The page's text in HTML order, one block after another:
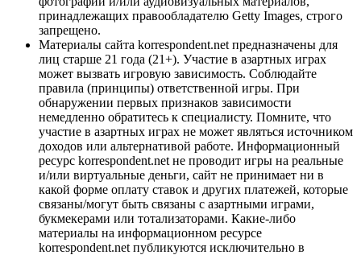
принадлежащих правообладателю Getty Images, строго
запрещено.
Материалы сайта korrespondent.net предназначены для
лиц старше 21 года (21+). Участие в азартных играх
может вызвать игровую зависимость. Соблюдайте
правила (принципы) ответственной игры. При
обнаружении первых признаков зависимости
немедленно обратитесь к специалисту. Помните, что
участие в азартных играх не может являться источником
доходов или альтернативой работе. Информационный
ресурс korrespondent.net не проводит игры на реальные
и/или виртуальные деньги, сайт не принимает ни в
какой форме оплату ставок и других платежей, которые
связаны/могут быть связаны с азартными играми,
букмекерами или тотализаторами. Какие-либо
материалы на информационном ресурсе
korrespondent.net публикуются исключительно в